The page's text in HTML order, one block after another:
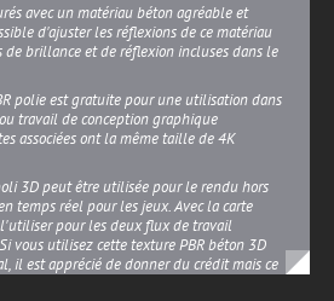
avec un matériau béton agréable et
d'ajuster les réflexions de ce matériau
de brillance et de réflexion incluses dans le
polie est gratuite pour une utilisation dans
travail de conception graphique
associées ont la même taille de 4K
3D peut être utilisée pour le rendu hors
temps réel pour les jeux. Avec la carte
pour les deux flux de travail
vous utilisez cette texture PBR béton 3D
il est apprécié de donner du crédit mais ce